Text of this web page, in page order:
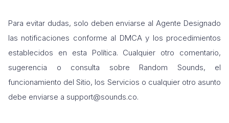
Para evitar dudas, solo deben enviarse al Agente Designado
las notificaciones conforme al DMCA y los procedimientos
establecidos en esta Política. Cualquier otro comentario,
sugerencia o consulta sobre Random Sounds, el
funcionamiento del Sitio, los Servicios o cualquier otro asunto
debe enviarse a support@sounds.co.